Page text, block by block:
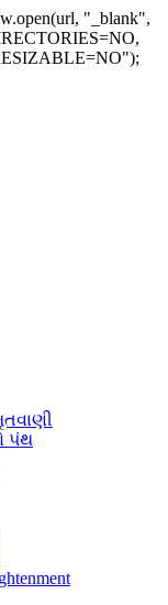
"_blank",
પંથ